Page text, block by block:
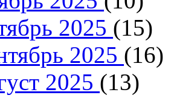
2025 (15)
2025 (16)
2025 (13)